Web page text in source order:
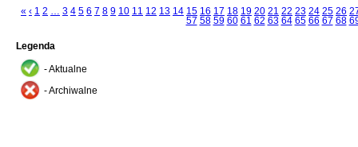
« ‹ 1 2 … 3 4 5 6 7 8 9 10 11 12 13 14 15 16 17 18 19 20 21 22 23 24 25 26
57 58 59 60 61 62 63 64 65 66 67 68
Legenda
- Aktualne
- Archiwalne